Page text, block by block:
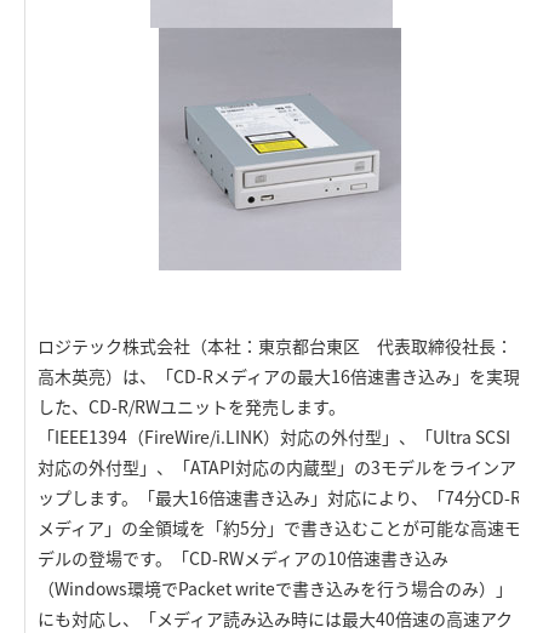
ロジテック株式会社（本社：東京都台東区 代表取締役社長：
高木英亮）は、「CD-Rメディアの最大16倍速書き込み」を実現
した、CD-R/RWユニットを発売します。
「IEEE1394（FireWire/i.LINK）対応の外付型」、「Ultra SCSI
対応の外付型」、「ATAPI対応の内蔵型」の3モデルをラインア
ップします。「最大16倍速書き込み」対応により、「74分CD-R
メディア」の全領域を「約5分」で書き込むことが可能な高速モ
デルの登場です。「CD-RWメディアの10倍速書き込み
（Windows環境でPacket writeで書き込みを行う場合のみ）」
にも対応し、「メディア読み込み時には最大40倍速の高速アク